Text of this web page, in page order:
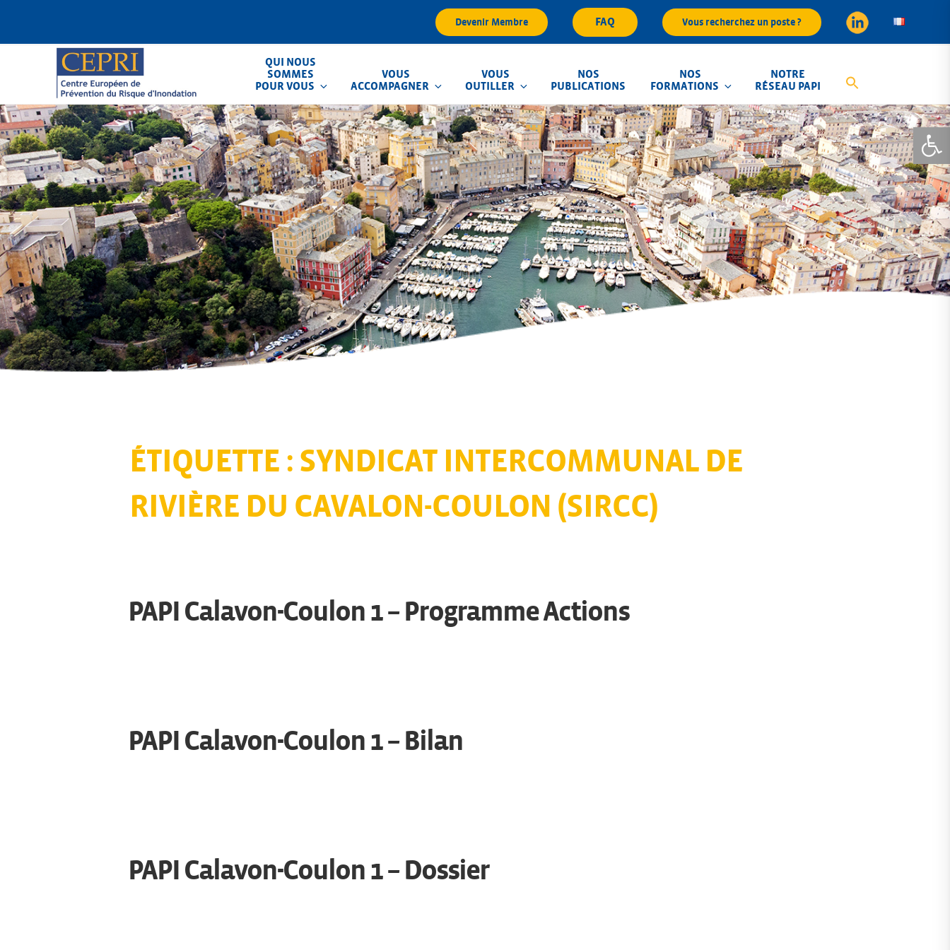
Ouvrir
contenu
Devenir Membre FAQ Vous recherchez un poste ?
QUI NOUS
SOMMES
POUR VOUS
VOUS
ACCOMPAGNER
VOUS
OUTILLER
NOS
PUBLICATIONS
NOS
FORMATIONS
NOTRE
RÉSEAU PAPI
CEPRI
Centre Européen de Prévention du Risque d'Inondation
ÉTIQUETTE : SYNDICAT INTERCOMMUNAL DE
RIVIÈRE DU CAVALON-COULON (SIRCC)
PAPI Calavon-Coulon 1 – Programme Actions
PAPI Calavon-Coulon 1 – Bilan
PAPI Calavon-Coulon 1 – Dossier